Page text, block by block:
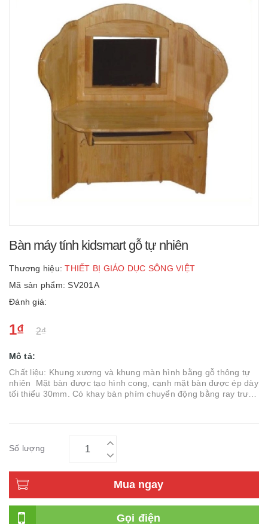
Bàn máy tính kidsmart gỗ tự nhiên
Thương hiệu: THIẾT BỊ GIÁO DỤC SÔNG VIỆT
Mã sản phẩm: SV201A
Đánh giá:
1₫ 2₫
Mô tả:
Chất liệu: Khung xương và khung màn hình bằng gỗ thông tự
nhiên Mặt bàn được tạo hình cong, cạnh mặt bàn được ép dày
tối thiểu 30mm. Có khay bàn phím chuyển động bằng ray trượt.
Số lượng
Mua ngay
Gọi điện